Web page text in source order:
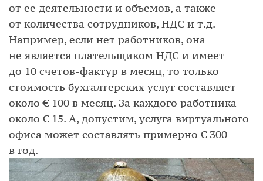
от ее деятельности и объемов, а также
от количества сотрудников, НДС и т.д.
Например, если нет работников, она
не является плательщиком НДС и имеет
до 10 счетов-фактур в месяц, то только
стоимость бухгалтерских услуг составляет
около € 100 в месяц. За каждого работника —
около € 15. А, допустим, услуга виртуального
офиса может составлять примерно € 300
в год.